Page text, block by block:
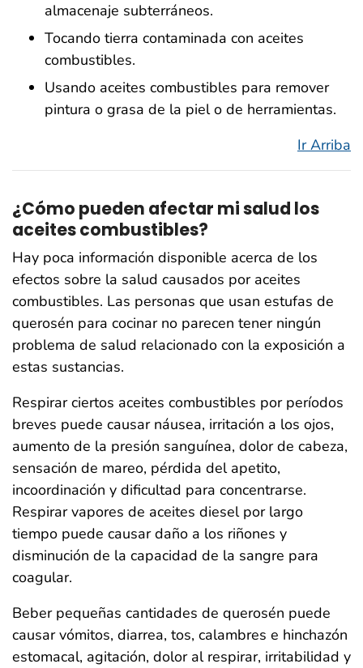
almacenaje subterráneos.
Tocando tierra contaminada con aceites
combustibles.
Usando aceites combustibles para remover
pintura o grasa de la piel o de herramientas.
Ir Arriba
¿Cómo pueden afectar mi salud los
aceites combustibles?
Hay poca información disponible acerca de los
efectos sobre la salud causados por aceites
combustibles. Las personas que usan estufas de
querosén para cocinar no parecen tener ningún
problema de salud relacionado con la exposición a
estas sustancias.
Respirar ciertos aceites combustibles por períodos
breves puede causar náusea, irritación a los ojos,
aumento de la presión sanguínea, dolor de cabeza,
sensación de mareo, pérdida del apetito,
incoordinación y dificultad para concentrarse.
Respirar vapores de aceites diesel por largo
tiempo puede causar daño a los riñones y
disminución de la capacidad de la sangre para
coagular.
Beber pequeñas cantidades de querosén puede
causar vómitos, diarrea, tos, calambres e hinchazón
estomacal, agitación, dolor al respirar, irritabilidad y